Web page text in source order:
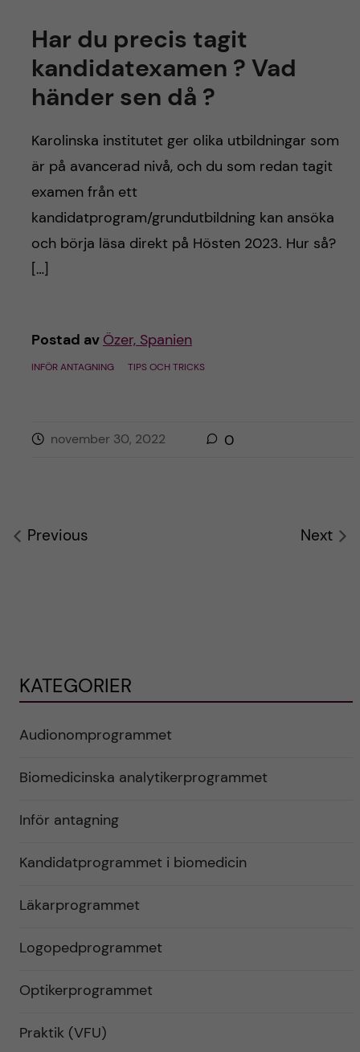
Har du precis tagit
kandidatexamen ? Vad
händer sen då ?
Karolinska institutet ger olika utbildningar som
är på avancerad nivå, och du som redan tagit
examen från ett
kandidatprogram/grundutbildning kan ansöka
och börja läsa direkt på Hösten 2023. Hur så?
[…]
Postad av Özer, Spanien
INFÖR ANTAGNING TIPS OCH TRICKS
november 30, 2022 0
Previous Next
KATEGORIER
Audionomprogrammet
Biomedicinska analytikerprogrammet
Inför antagning
Kandidatprogrammet i biomedicin
Läkarprogrammet
Logopedprogrammet
Optikerprogrammet
Praktik (VFU)